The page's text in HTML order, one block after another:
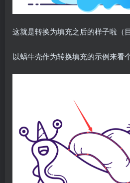
这就是转换为填充之后的样子啦（
以蜗牛壳作为转换填充的示例来看